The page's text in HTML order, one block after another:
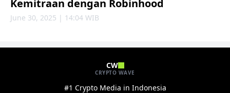
Kemitraan dengan Robinhood
June 30, 2025 | 14:04 WIB
CW
CRYPTO WAVE
#1 Crypto Media in Indonesia